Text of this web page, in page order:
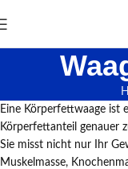
Eine Körperfettwaage ist
Körperfettanteil genauer
Sie misst nicht nur Ihr
Muskelmasse,